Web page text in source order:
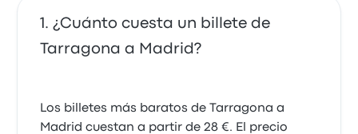
¿Cuánto cuesta un billete de
Tarragona a Madrid?
Los billetes más baratos de Tarragona a
Madrid cuestan a partir de 28 €. El precio